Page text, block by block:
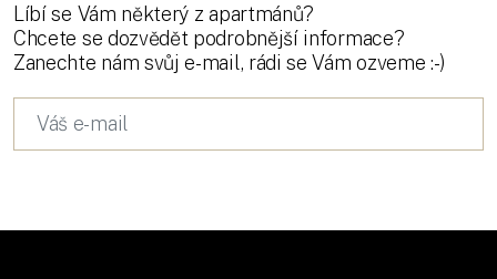
Líbí se Vám některý z apartmánů?
Chcete se dozvědět podrobnější informace?
Zanechte nám svůj e-mail, rádi se Vám ozveme :-)